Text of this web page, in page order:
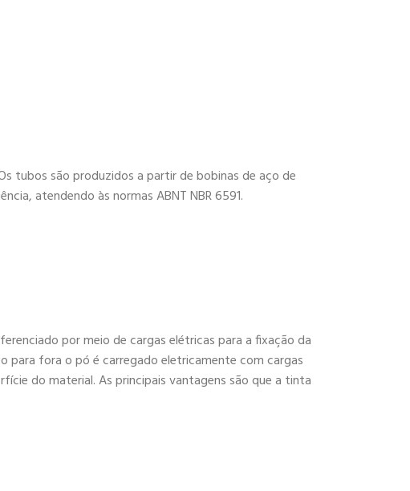
tubos são produzidos a partir de bobinas de aço de
atendendo às normas ABNT NBR 6591.
por meio de cargas elétricas para a fixação da
para fora o pó é carregado eletricamente com cargas
do material. As principais vantagens são que a tinta